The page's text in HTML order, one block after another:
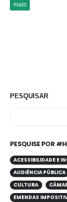
maio
PESQUISAR
PESQUISE POR
ACESSIBILIDADE E
AUDIÊNCIA PÚBLICA
CULTURA
EMENDAS